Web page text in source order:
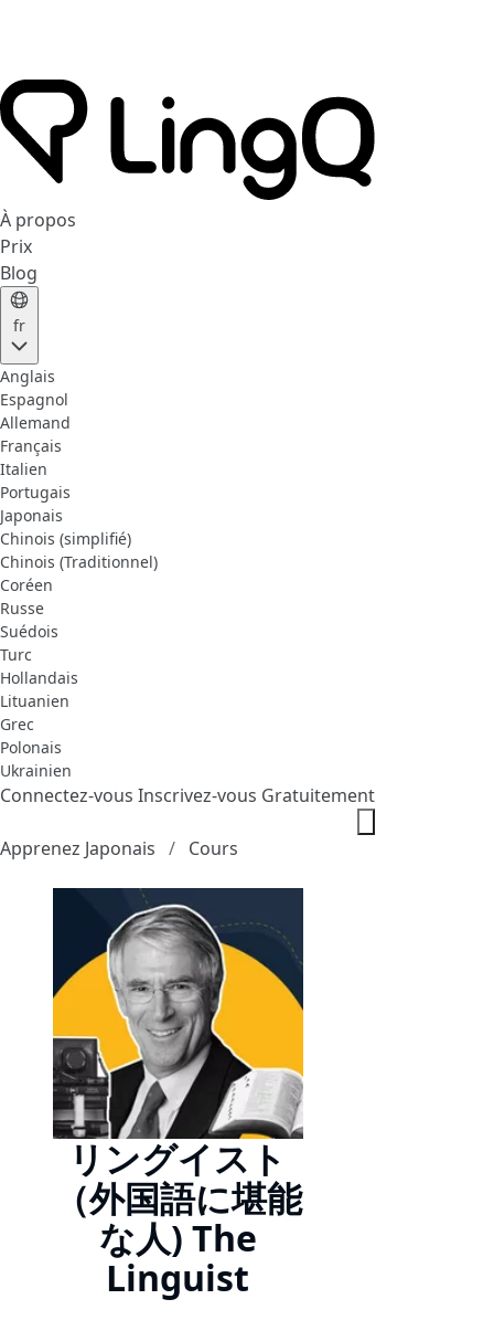
À propos
Prix
Blog
fr
Anglais
Espagnol
Allemand
Français
Italien
Portugais
Japonais
Chinois (simplifié)
Chinois (Traditionnel)
Coréen
Russe
Suédois
Turc
Hollandais
Lituanien
Grec
Polonais
Ukrainien
Connectez-vous Inscrivez-vous Gratuitement
Apprenez Japonais Cours
リングイスト
（外国語に堪能
な人) The
Linguist